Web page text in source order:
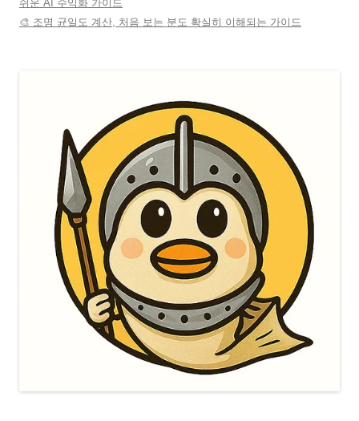
쉬운 AI 수익화 가이드
🎨 조명 균일도 계산, 처음 보는 분도 확실히 이해되는 가이드